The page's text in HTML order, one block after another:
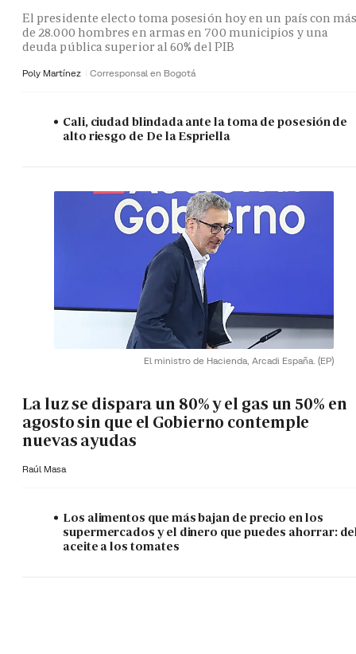
El presidente electo toma posesión hoy en un país con
de 28.000 hombres en armas en 700 municipios y una
deuda pública superior al 60% del PIB
Poly Martínez Corresponsal en Bogotá
Cali, ciudad blindada ante la toma de posesión de
alto riesgo de De la Espriella
El ministro de Hacienda, Arcadi España. (EP)
La luz se dispara un 80% y el gas un 50% en
agosto sin que el Gobierno contemple
nuevas ayudas
Raúl Masa
Los alimentos que más bajan de precio en los
supermercados y el dinero que puedes ahorrar:
aceite a los tomates